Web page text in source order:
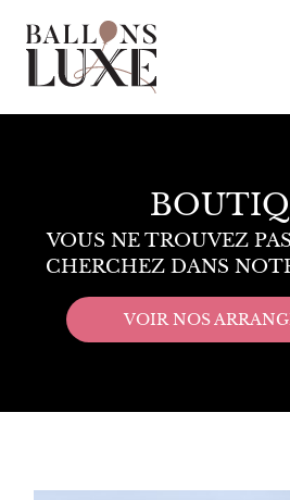
VOUS NE TROUVEZ
CHERCHEZ DANS
VOIR NOS